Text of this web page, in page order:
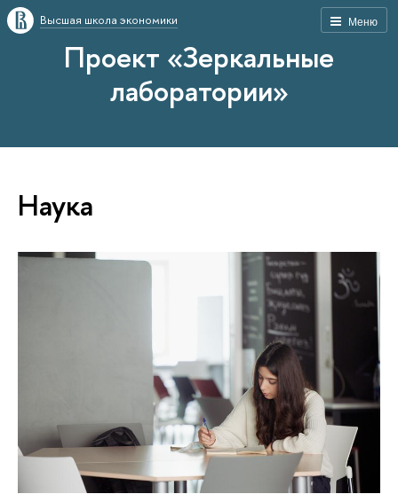
Меню
Высшая школа экономики
Проект «Зеркальные
лаборатории»
Наука